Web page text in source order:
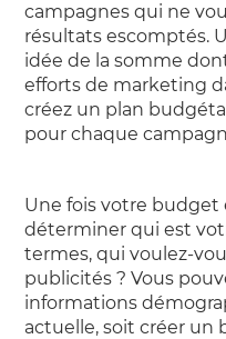
campagnes qui ne
résultats escomptés.
idée de la somme
efforts de marketing
créez un plan
pour chaque
Une fois votre budget
déterminer qui est
termes, qui voulez-
publicités ? Vous
informations
actuelle, soit créer un